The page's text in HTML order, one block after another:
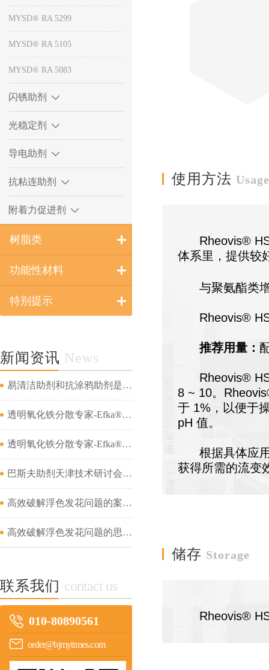
MYSD® RA 5299
MYSD® RA 5105
MYSD® RA 5083
闪锈助剂
光稳定剂
导电助剂
抗粘连助剂
附着力促进剂
树脂类
功能性材料
特别提示
新闻资讯 News
易清洁助剂和抗涂鸦助剂是一回事吗...
透明氧化铁分散专家-Efka® PX 4321&amp;Efka® PX 4330&amp;Dispex® Ultra CX 4452...
透明氧化铁分散专家-Efka® PX 4321&amp;Efka® PX 4330&amp;Dispex® Ultra CX 4452...
巴斯夫助剂天津技术研讨会成功举办...
高效破解浮色发花问题的案例分析（二）...
高效破解浮色发花问题的思路及案例分析（一）...
联系我们 contact us
010-80890561
order@bjmytimes.com
使用方法
Rheovis®
体系里，提供较
与聚氨酯类
Rheovis®
推荐用量：
Rheovis®
8 ~ 10。 Rheovis
于 1% ，以便于
pH 值。
根据具体应
获得所需的流变
储存 Storage
Rheovis®